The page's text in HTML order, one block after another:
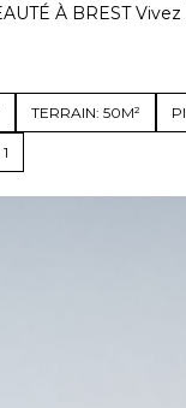
À BREST
TERRAIN: 50M²